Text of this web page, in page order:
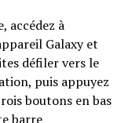
accédez à
Galaxy et
défiler vers le
puis appuyez
boutons en bas
barre